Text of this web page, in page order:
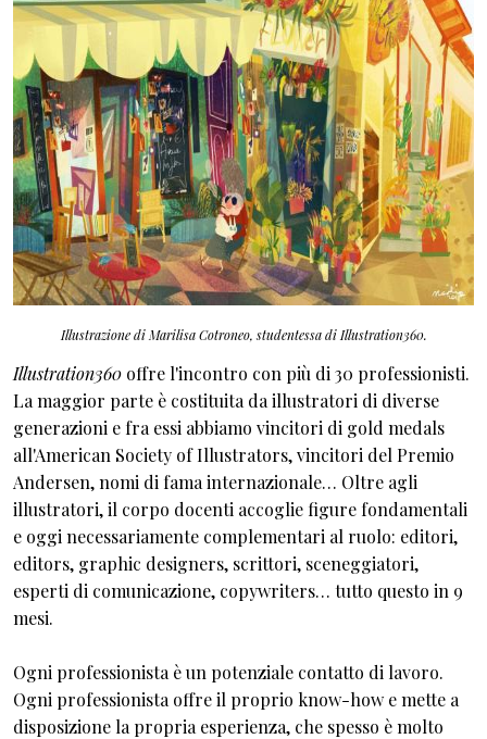
Illustrazione di Marilisa Cotroneo, studentessa di Illustration360.
Illustration360 offre l'incontro con più di 30 professionisti.
La maggior parte è costituita da illustratori di diverse
generazioni e fra essi abbiamo vincitori di gold medals
all'American Society of Illustrators, vincitori del Premio
Andersen, nomi di fama internazionale… Oltre agli
illustratori, il corpo docenti accoglie figure fondamentali
e oggi necessariamente complementari al ruolo: editori,
editors, graphic designers, scrittori, sceneggiatori,
esperti di comunicazione, copywriters… tutto questo in 9
mesi.
Ogni professionista è un potenziale contatto di lavoro.
Ogni professionista offre il proprio know-how e mette a
disposizione la propria esperienza, che spesso è molto